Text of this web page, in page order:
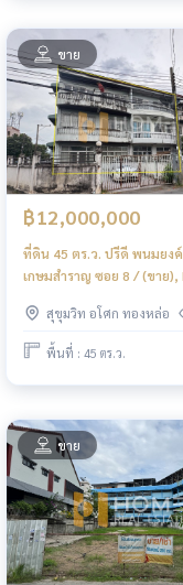
ขาย
฿12,000,000
ที่ดิน 45 ตร.ว. ปรีดี พนมยง
เกษมสำราญ ซอย 8 / (ขาย),
26 Kasemsanran Soi 8 /
SALE) NS007
สุขุมวิท อโศก ทองหล่อ
พื้นที่ : 45 ตร.ว.
ขาย